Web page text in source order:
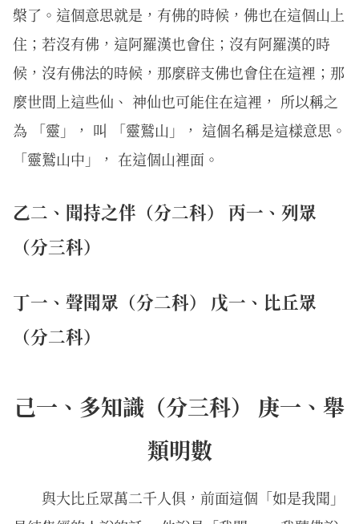
槃了。這個意思就是，有佛的時候，佛也在這個山上
住；若沒有佛，這阿羅漢也會住；沒有阿羅漢的時
候，沒有佛法的時候，那麼辟支佛也會住在這裡；那
麼世間上這些仙、 神仙也可能住在這裡， 所以稱之
為 「靈」， 叫 「靈鷲山」， 這個名稱是這樣意思。
「靈鷲山中」， 在這個山裡面。
乙二、聞持之伴（分二科） 丙一、列眾
（分三科）
丁一、聲聞眾（分二科） 戊一、比丘眾
（分二科）
己一、多知識（分三科） 庚一、舉
類明數
與大比丘眾萬二千人俱，前面這個「如是我聞」